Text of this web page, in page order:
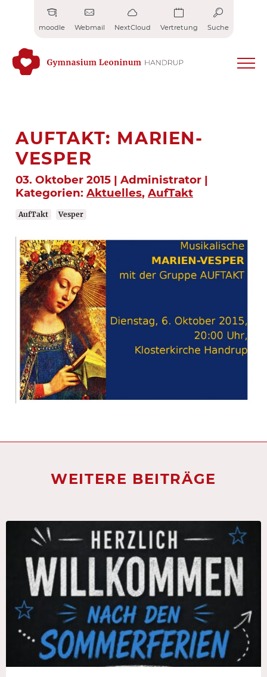
moodle Webmail NextCloud Vertretung Suche
AUFTAKT: MARIEN-
VESPER
03. Oktober 2015 | Administrator |
Kategorien: Aktuelles, AufTakt
AufTakt Vesper
WEITERE BEITRÄGE